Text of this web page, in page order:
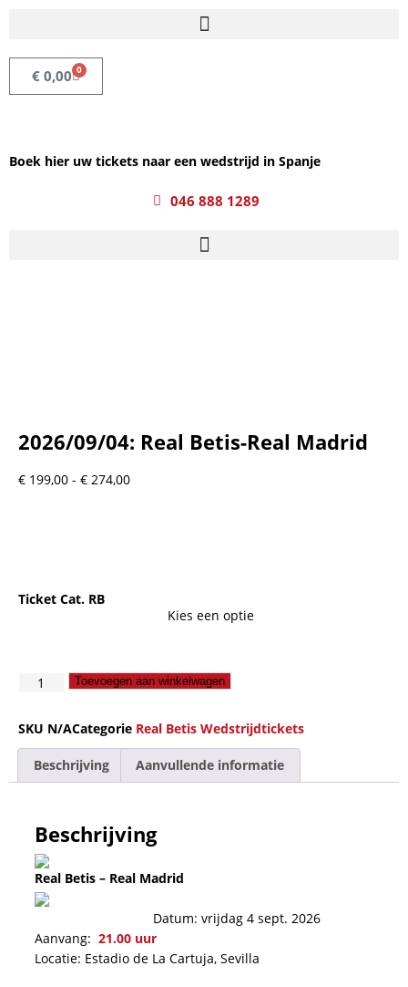
€ 0,00 0
Boek hier uw tickets naar een wedstrijd in Spanje
046 888 1289
2026/09/04: Real Betis-Real Madrid
€ 199,00 - € 274,00
Ticket Cat. RB
Toevoegen aan winkelwagen
SKU N/ACategorie Real Betis Wedstrijdtickets
Beschrijving Aanvullende informatie
Beschrijving
Real Betis – Real Madrid
Datum: vrijdag 4 sept. 2026
Aanvang: 21.00 uur
Locatie: Estadio de La Cartuja, Sevilla